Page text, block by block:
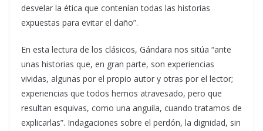
desvelar la ética que contenían todas las historias
expuestas para evitar el daño”.
En esta lectura de los clásicos, Gándara nos sitúa “ante
unas historias que, en gran parte, son experiencias
vividas, algunas por el propio autor y otras por el lector;
experiencias que todos hemos atravesado, pero que
resultan esquivas, como una anguila, cuando tratamos de
explicarlas”. Indagaciones sobre el perdón, la dignidad, sin